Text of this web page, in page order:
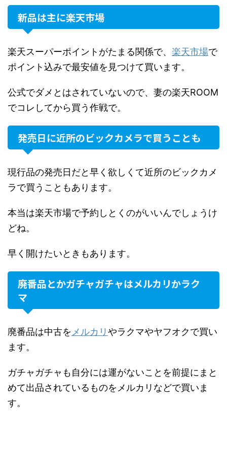
新品は主に楽天市場
楽天スーパーポイントがたまる関係で、 楽天市場で
ポイント込みで最安値を見つけて買います。
公式でダメとはされていないので、妻の楽天ROOM
でコレしてから買う作戦で。
発売日に近所のビックカメラで買うことも
現行品の発売日だと早く欲しくて近所のビックカメ
ラで買うこともあります。
本当は楽天市場で予約しとくのがいいんでしょうけ
どね。
早く開けたいときもあります。
廃番品とかガチャガチャはメルカリかラク
マ
廃番品は中古を メルカリやラクマやヤフオクで買い
ます。
ガチャガチャも自分には運がないことを前提にまと
めて出品されているものをメルカリなどで買いま
す。